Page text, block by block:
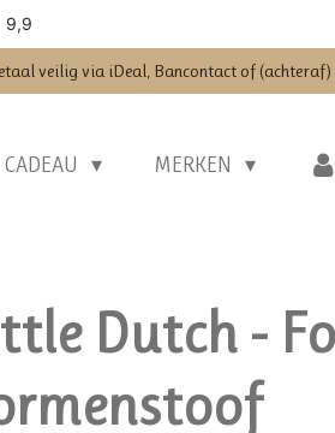
veilig via iDeal, Bancontact of
CADEAU MERKEN
Dutch -